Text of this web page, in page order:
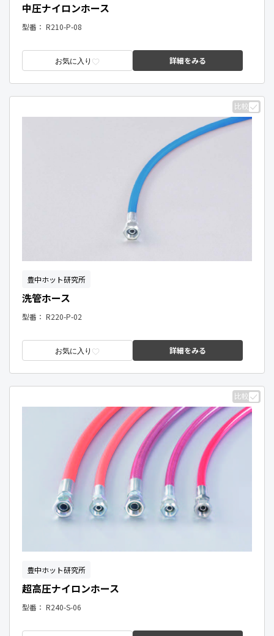
中圧ナイロンホース
型番： R210-P-08
お気に入り 詳細をみる
比較
豊中ホット研究所
洗管ホース
型番： R220-P-02
お気に入り 詳細をみる
比較
豊中ホット研究所
超高圧ナイロンホース
型番： R240-S-06